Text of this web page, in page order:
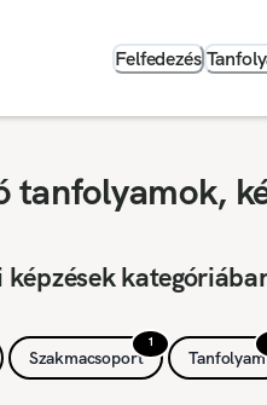
Felfedezés
tanfolyamok,
1
Szakmacsoport Tanfolyam